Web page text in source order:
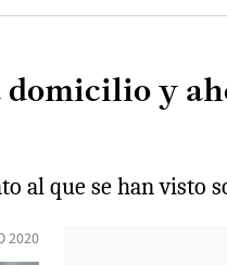
domicilio y
al que se han visto
2020